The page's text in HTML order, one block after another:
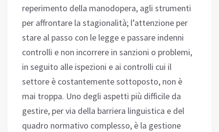
reperimento della manodopera, agli strumenti
per affrontare la stagionalità; l’attenzione per
stare al passo con le legge e passare indenni
controlli e non incorrere in sanzioni o problemi,
in seguito alle ispezioni e ai controlli cui il
settore è costantemente sottoposto, non è
mai troppa. Uno degli aspetti più difficile da
gestire, per via della barriera linguistica e del
quadro normativo complesso, è la gestione